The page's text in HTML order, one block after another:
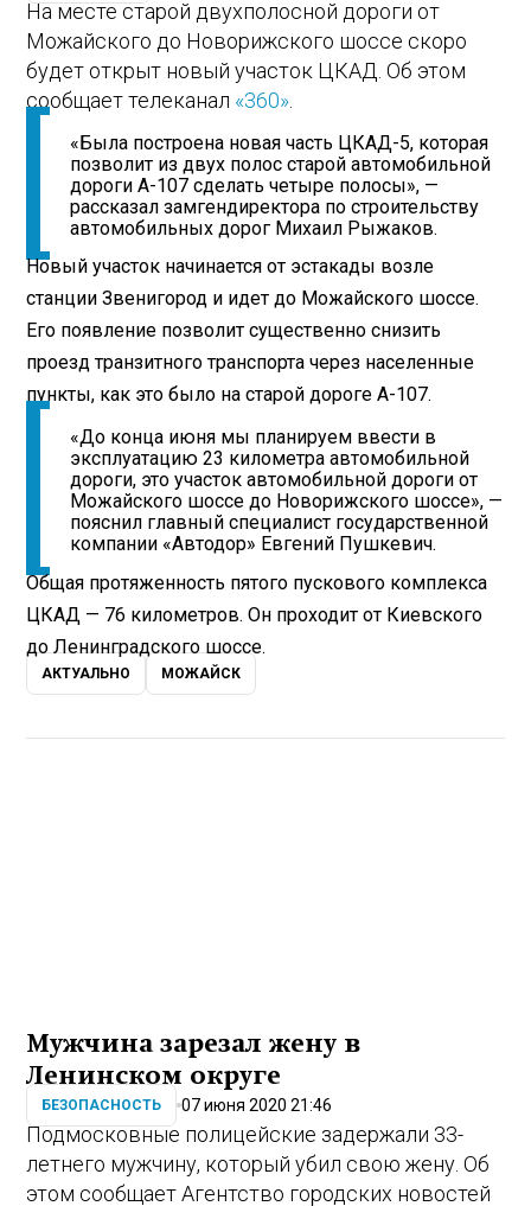
На месте старой двухполосной дороги от
Можайского до Новорижского шоссе скоро
будет открыт новый участок ЦКАД. Об этом
сообщает телеканал «360»
«Была построена новая часть ЦКАД-5, которая
позволит из двух полос старой автомобильной
дороги А-107 сделать четыре полосы», —
рассказал замгендиректора по строительству
автомобильных дорог Михаил Рыжаков.
Новый участок начинается от эстакады возле
станции Звенигород и идет до Можайского шоссе.
Его появление позволит существенно снизить
проезд транзитного транспорта через населенные
пункты, как это было на старой дороге А-107.
«До конца июня мы планируем ввести в
эксплуатацию 23 километра автомобильной
дороги, это участок автомобильной дороги от
Можайского шоссе до Новорижского шоссе», —
пояснил главный специалист государственной
компании «Автодор» Евгений Пушкевич.
Общая протяженность пятого пускового комплекса
ЦКАД — 76 километров. Он проходит от Киевского
до Ленинградского шоссе.
АКТУАЛЬНО МОЖАЙСК
Мужчина зарезал жену в
Ленинском округе
БЕЗОПАСНОСТЬ 07 июня 2020 21:46
Подмосковные полицейские задержали 33-
летнего мужчину, который убил свою жену. Об
этом сообщает Агентство городских новостей